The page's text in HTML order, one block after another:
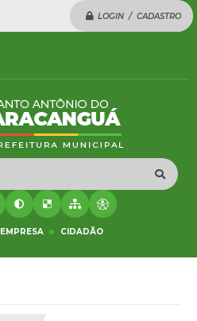
LOGIN / CADASTRO
EMPRESA CIDADÃO